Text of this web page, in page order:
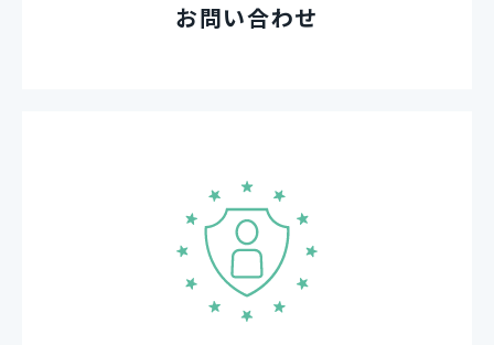
お問い合わせ